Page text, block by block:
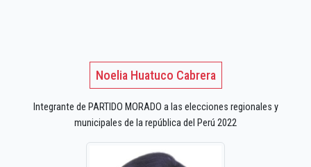
Noelia Huatuco Cabrera
Integrante de PARTIDO MORADO a las elecciones regionales y
municipales de la república del Perú 2022